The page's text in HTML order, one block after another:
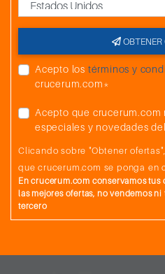
Acepto los términos y
crucerum.com*
Acepto que crucerum.com
especiales y novedades
Clicando sobre "Obtener
que crucerum.com se ponga en
En crucerum.com conservamos
las mejores ofertas, no vendemos
tercero